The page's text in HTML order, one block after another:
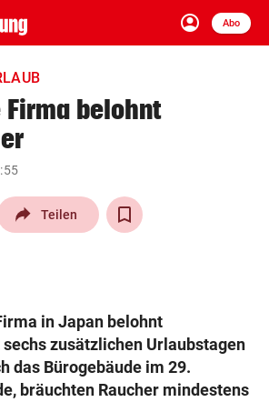
account_circle
Anmelden
Abo
close Schließen
arrow_right
Firma belohnt
Teilen
in Japan belohnt
zusätzlichen Urlaubstagen
das Bürogebäude im 29.
bräuchten Raucher mindestens